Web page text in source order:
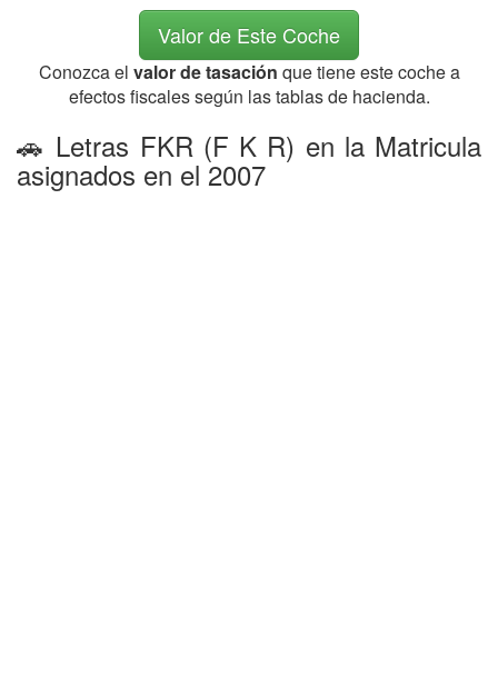
Valor de Este Coche
Conozca el valor de tasación que tiene este coche a
efectos fiscales según las tablas de hacienda.
🚗 Letras FKR (F K R) en la Matricula
asignados en el 2007